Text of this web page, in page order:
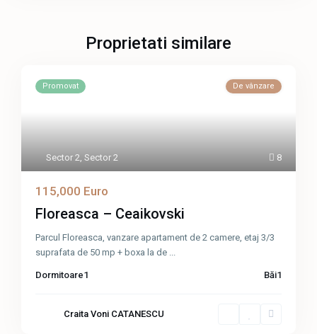
Proprietati similare
8
Sector 2,Sector 2
Promovat De vânzare
115,000 Euro
Floreasca – Ceaikovski
Parcul Floreasca, vanzare apartament de 2 camere, etaj 3/3
suprafata de 50 mp + boxa la de ...
Dormitoare1 Băi1
Craita Voni CATANESCU